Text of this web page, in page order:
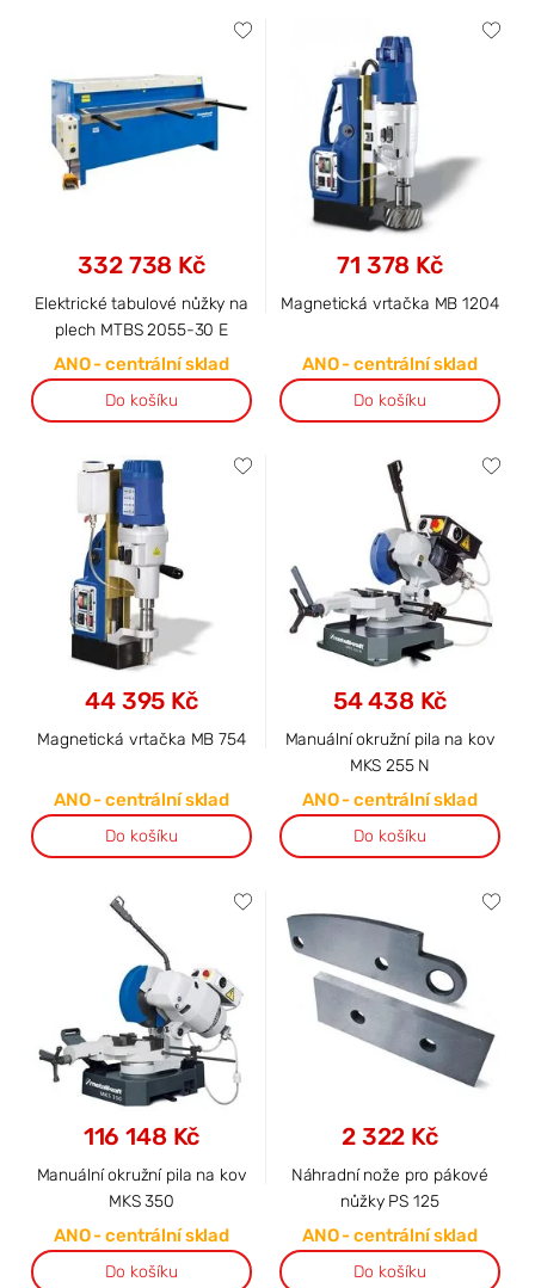
332 738 Kč
Elektrické tabulové nůžky na
plech MTBS 2055-30 E
ANO - centrální sklad
Do košíku
71 378 Kč
Magnetická vrtačka MB 1204
ANO - centrální sklad
Do košíku
44 395 Kč
Magnetická vrtačka MB 754
ANO - centrální sklad
Do košíku
54 438 Kč
Manuální okružní pila na kov
MKS 255 N
ANO - centrální sklad
Do košíku
116 148 Kč
Manuální okružní pila na kov
MKS 350
ANO - centrální sklad
Do košíku
2 322 Kč
Náhradní nože pro pákové
nůžky PS 125
ANO - centrální sklad
Do košíku